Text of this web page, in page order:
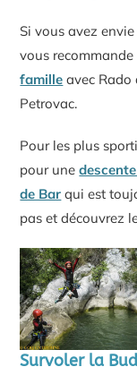
Si vous avez
vous
famille avec
Petrovac.
Pour les plus
pour une
de Bar qui est
pas et découvrez
Survoler la